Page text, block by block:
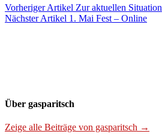
Vorheriger Artikel Zur aktuellen Situation
Nächster Artikel 1. Mai Fest – Online
Über gasparitsch
Zeige alle Beiträge von gasparitsch →